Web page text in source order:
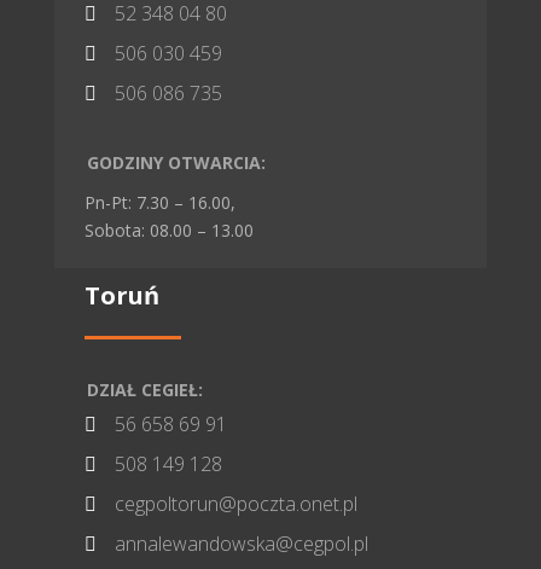
 52 348 04 80
 506 030 459
 506 086 735
GODZINY OTWARCIA:
Pn-Pt: 7.30 – 16.00,
Sobota: 08.00 – 13.00
Toruń
DZIAŁ CEGIEŁ:
 56 658 69 91
 508 149 128
 cegpoltorun@poczta.onet.pl
 annalewandowska@cegpol.pl